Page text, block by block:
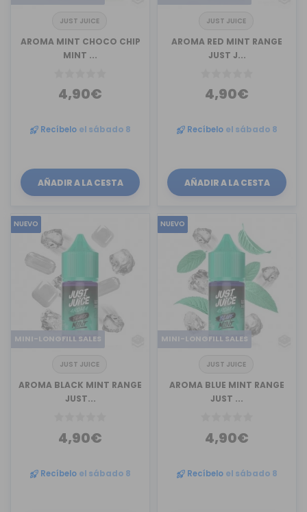
JUST JUICE
AROMA MINT CHOCO CHIP
MINT ...
4,90€
Recíbelo el sábado 8
AÑADIR A LA CESTA
JUST JUICE
AROMA RED MINT RANGE
JUST J...
4,90€
Recíbelo el sábado 8
AÑADIR A LA CESTA
NUEVO
MINI-LONGFILL SALES
JUST JUICE
AROMA BLACK MINT RANGE
JUST...
4,90€
Recíbelo el sábado 8
NUEVO
MINI-LONGFILL SALES
JUST JUICE
AROMA BLUE MINT RANGE
JUST ...
4,90€
Recíbelo el sábado 8